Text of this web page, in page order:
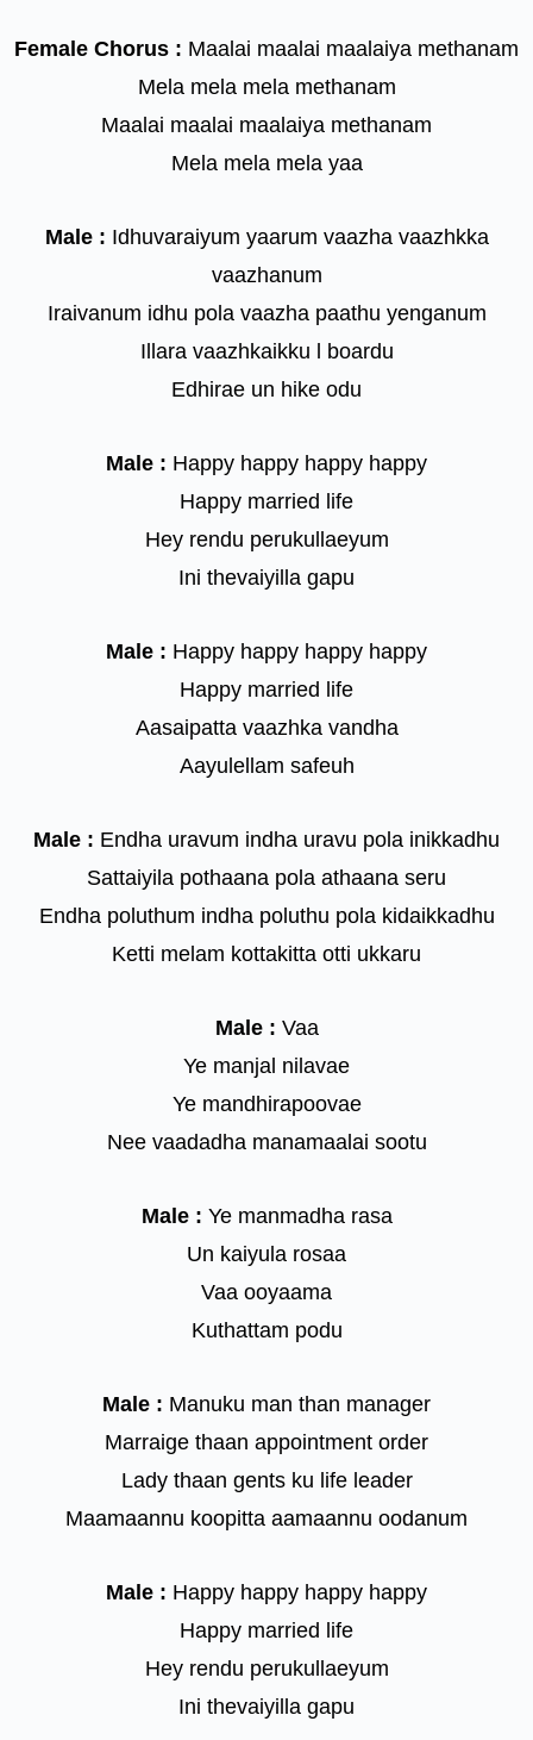
Female Chorus : Maalai maalai maalaiya methanam
Mela mela mela methanam
Maalai maalai maalaiya methanam
Mela mela mela yaa
Male : Idhuvaraiyum yaarum vaazha vaazhkka
vaazhanum
Iraivanum idhu pola vaazha paathu yenganum
Illara vaazhkaikku l boardu
Edhirae un hike odu
Male : Happy happy happy happy
Happy married life
Hey rendu perukullaeyum
Ini thevaiyilla gapu
Male : Happy happy happy happy
Happy married life
Aasaipatta vaazhka vandha
Aayulellam safeuh
Male : Endha uravum indha uravu pola inikkadhu
Sattaiyila pothaana pola athaana seru
Endha poluthum indha poluthu pola kidaikkadhu
Ketti melam kottakitta otti ukkaru
Male : Vaa
Ye manjal nilavae
Ye mandhirapoovae
Nee vaadadha manamaalai sootu
Male : Ye manmadha rasa
Un kaiyula rosaa
Vaa ooyaama
Kuthattam podu
Male : Manuku man than manager
Marraige thaan appointment order
Lady thaan gents ku life leader
Maamaannu koopitta aamaannu oodanum
Male : Happy happy happy happy
Happy married life
Hey rendu perukullaeyum
Ini thevaiyilla gapu